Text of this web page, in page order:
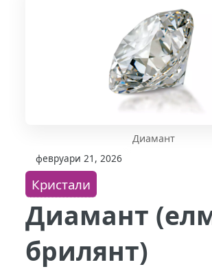
Диамант
февруари 21, 2026
Кристали
Диамант
брилянт)